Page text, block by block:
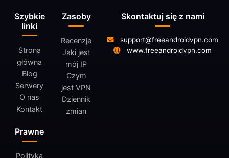
Szybkie
linki
Strona
główna
Blog
Serwery
O nas
Kontakt
Zasoby
Recenzje
Jaki jest
mój IP
Czym
jest VPN
Dziennik
zmian
Prawne
Polityka
Skontaktuj się z nami
support@freeandroidvpn.com
www.freeandroidvpn.com